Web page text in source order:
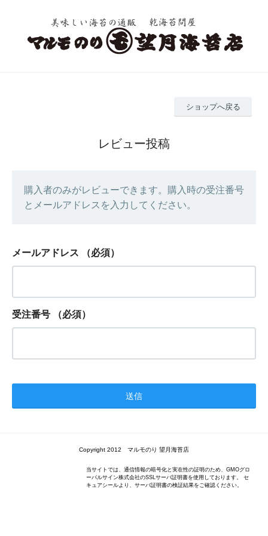
ショップへ戻る
レビュー投稿
購入者のみがレビューできます。購入時の受注番号
とメールアドレスを入力してください。
メールアドレス （必須）
受注番号 （必須）
Copyright 2012 マルモのり 望月海苔店
当サイトでは、通信情報の暗号化と実在性の証明のため、GMOグロ
ーバルサイン株式会社のSSLサーバ証明書を使用しております。 セ
キュアシールより、サーバ証明書の検証結果をご確認ください。